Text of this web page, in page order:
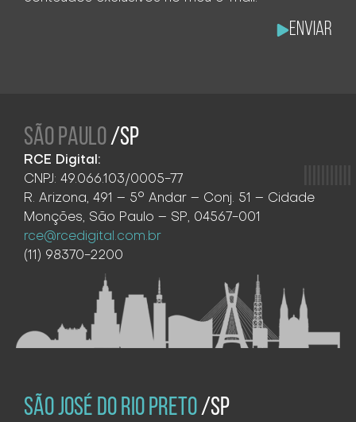
Enviar
SÃO PAULO/SP
RCE Digital:
CNPJ: 49.066.103/0005-77
R. Arizona, 491 – 5° Andar – Conj. 51 – Cidade
Monções, São Paulo – SP, 04567-001
rce@rcedigital.com.br
(11) 98370-2200
SÃO JOSÉ DO RIO PRETO/SP